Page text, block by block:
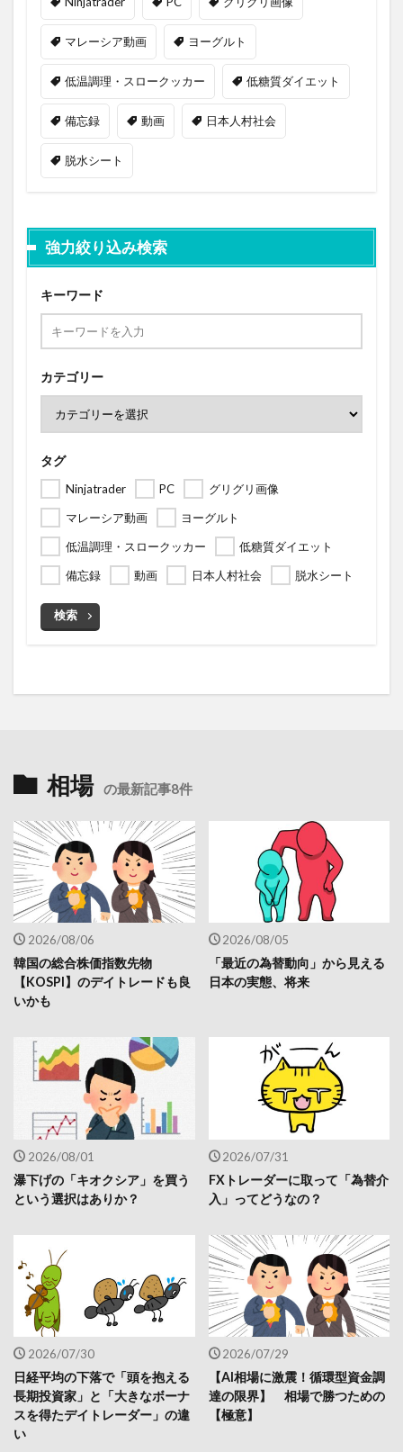
マレーシア動画 ヨーグルト
低温調理・スロークッカー 低糖質ダイエット
備忘録 動画 日本人村社会
脱水シート
強力絞り込み検索
キーワード
カテゴリー
タグ
Ninjatrader PC
グリグリ画像
マレーシア動画
ヨーグルト
低温調理・スロークッカー
低糖質ダイエット
備忘録
動画 日本人村社会 脱水シート
検索
相場 の最新記事8件
2026/08/06
韓国の総合株価指数先物
【KOSPI】のデイトレードも良
いかも
2026/08/05
「最近の為替動向」から見える
日本の実態、将来
2026/08/01
瀑下げの「キオクシア」を買う
という選択はありか？
2026/07/31
FXトレーダーに取って「為替介
入」ってどうなの？
2026/07/30
日経平均の下落で「頭を抱える
長期投資家」と「大きなボーナ
スを得たデイトレーダー」の違
い
2026/07/29
【AI相場に激震！循環型資金調
達の限界】 相場で勝つための
【極意】